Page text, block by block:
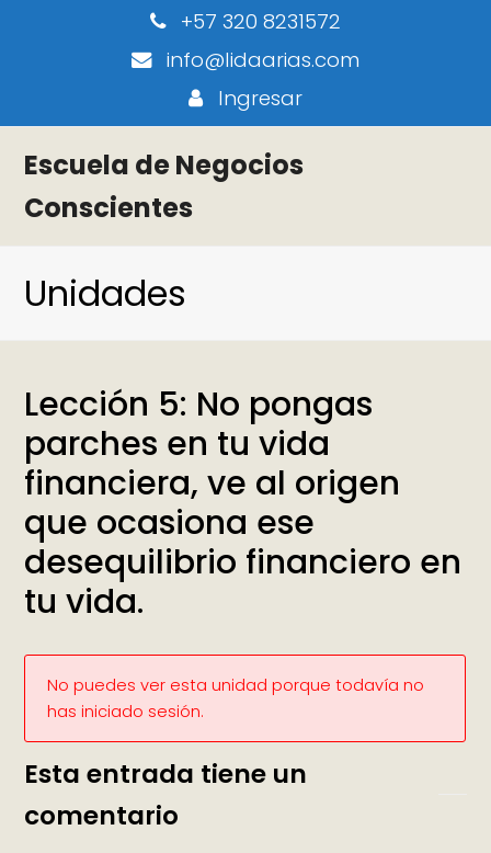
+57 320 8231572
info@lidaarias.com
Ingresar
Escuela de Negocios
Conscientes
Unidades
Lección 5: No pongas
parches en tu vida
financiera, ve al origen
que ocasiona ese
desequilibrio financiero en
tu vida.
No puedes ver esta unidad porque todavía no
has iniciado sesión.
Esta entrada tiene un
comentario